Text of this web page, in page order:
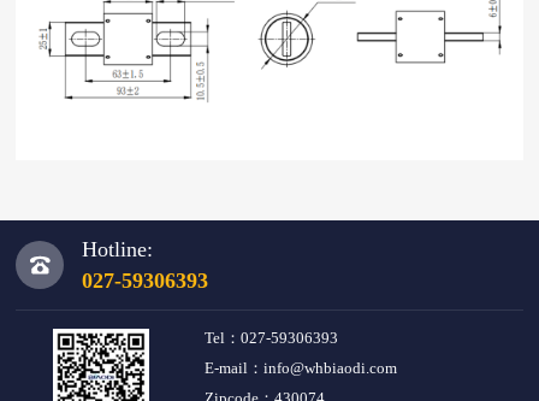
Hotline:
027-59306393
Tel：027-59306393
E-mail：info@whbiaodi.com